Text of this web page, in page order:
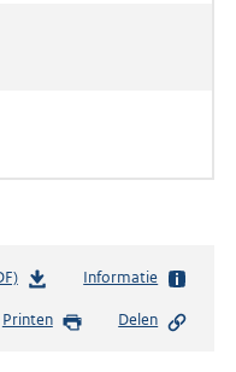
b
s
Informatie
Printen Delen